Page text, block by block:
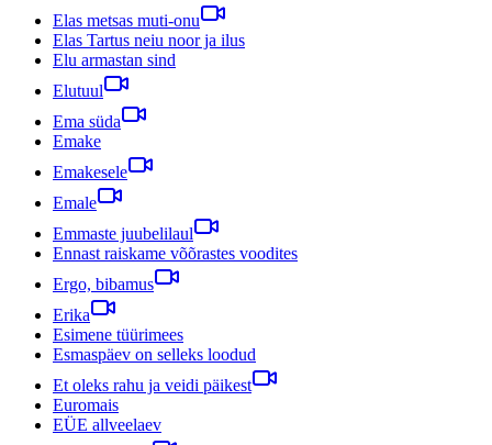
Elas metsas muti-onu
Elas Tartus neiu noor ja ilus
Elu armastan sind
Elutuul
Ema süda
Emake
Emakesele
Emale
Emmaste juubelilaul
Ennast raiskame võõrastes voodites
Ergo, bibamus
Erika
Esimene tüürimees
Esmaspäev on selleks loodud
Et oleks rahu ja veidi päikest
Euromais
EÜE allveelaev